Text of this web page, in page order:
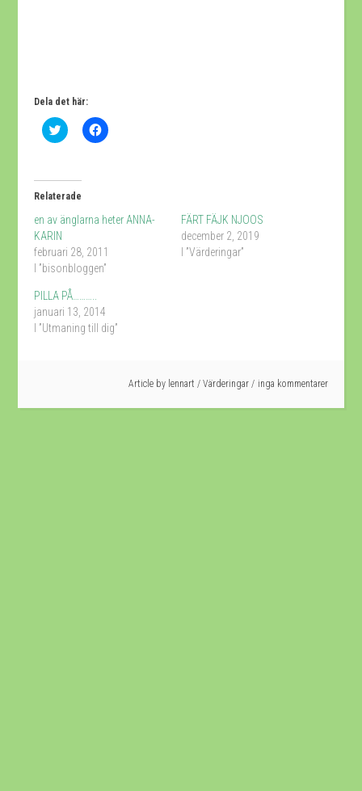
Dela det här:
Klicka
för
Twitter
(Öppnas
i
ett
nytt
Klicka
för
ett
nytt
Relaterade
en av änglarna heter ANNA-
KARIN
februari 28, 2011
I ”bisonbloggen”
FÄRT FÄJK NJOOS
december 2, 2019
I ”Värderingar”
PILLA PÅ………..
januari 13, 2014
I ”Utmaning till dig”
Article by lennart / Värderingar inga kommentarer